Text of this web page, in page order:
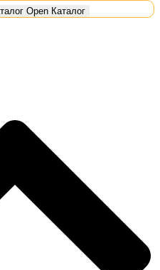
Open Каталог